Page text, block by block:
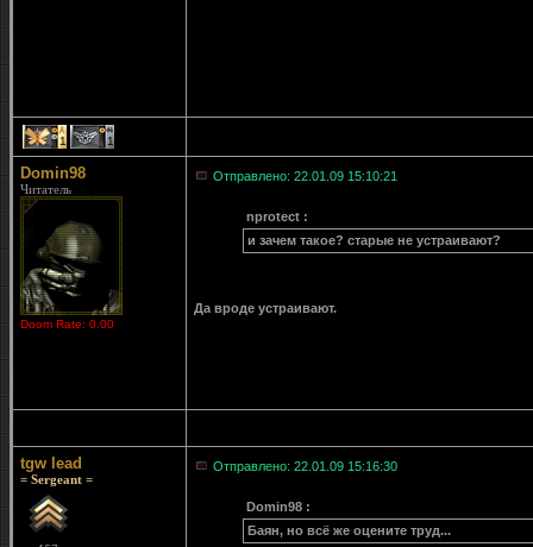
1 1
Domin98
Читатель
Doom Rate: 0.00
Отправлено: 22.01.09 15:10:21
nprotect :
и зачем такое? старые не устраивают?
Да вроде устраивают.
tgw lead
= Sergeant =
Отправлено: 22.01.09 15:16:30
Domin98 :
Баян, но всё же оцените труд...